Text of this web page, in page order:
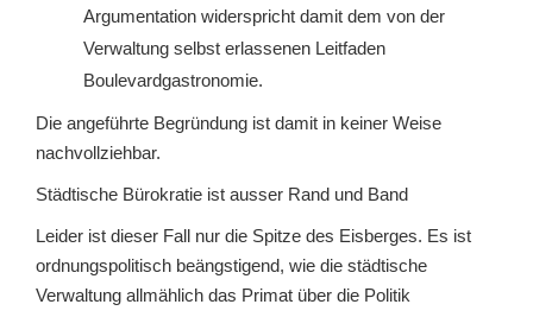
Argumentation widerspricht damit dem von der
Verwaltung selbst erlassenen Leitfaden
Boulevardgastronomie.
Die angeführte Begründung ist damit in keiner Weise
nachvollziehbar.
Städtische Bürokratie ist ausser Rand und Band
Leider ist dieser Fall nur die Spitze des Eisberges. Es ist
ordnungspolitisch beängstigend, wie die städtische
Verwaltung allmählich das Primat über die Politik